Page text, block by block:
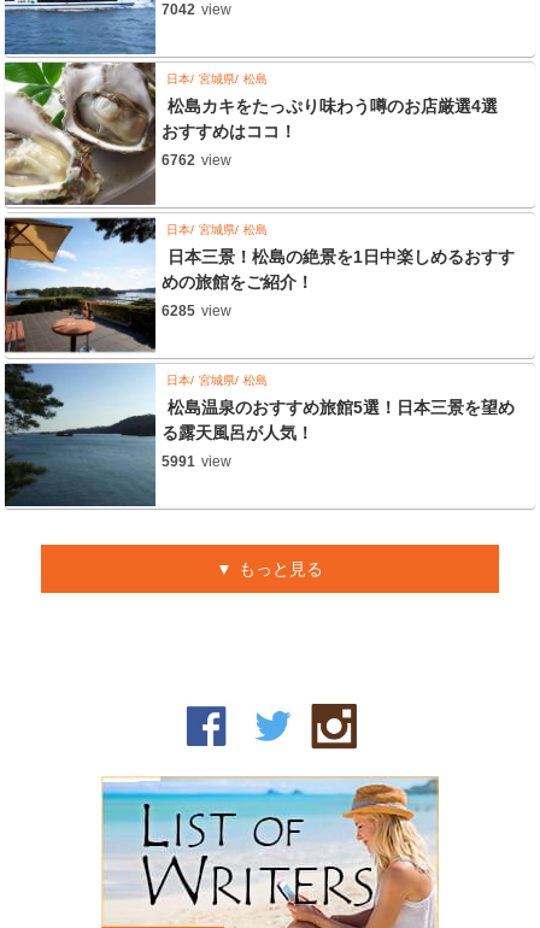
7042 view
日本 宮城県 松島
松島カキをたっぷり味わう噂のお店厳選4選
おすすめはココ！
6762 view
日本 宮城県 松島
日本三景！松島の絶景を1日中楽しめるおすす
めの旅館をご紹介！
6285 view
日本 宮城県 松島
松島温泉のおすすめ旅館5選！日本三景を望め
る露天風呂が人気！
5991 view
もっと見る